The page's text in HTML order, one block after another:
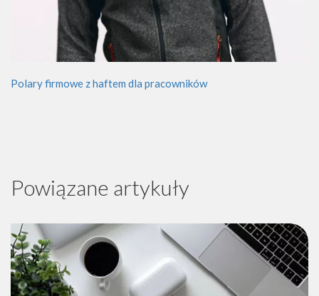
Polary firmowe z haftem dla pracowników
Powiązane artykuły